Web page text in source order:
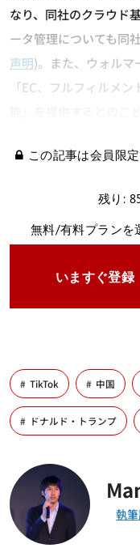
なり、同社のクラウド
ータ管理についても同
声明)。また、ウォルマ
「EC、フルフィルメ
この記事は会員限
残り:
無料/有料プランを
いますぐ登録
TikTok 中国
ドナルド・トランプ